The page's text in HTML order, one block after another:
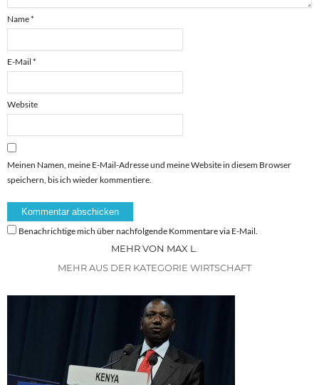
Name*
E-Mail *
Website
Meinen Namen, meine E-Mail-Adresse und meine Website in diesem Browser
speichern, bis ich wieder kommentiere.
Benachrichtige mich über nachfolgende Kommentare via E-Mail.
MEHR VON MAX L.
MEHR AUS DER KATEGORIE WIRTSCHAFT